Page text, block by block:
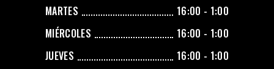
MARTES
16:00 - 1:00
MIÉRCOLES
16:00 - 1:00
JUEVES
16:00 - 1:00